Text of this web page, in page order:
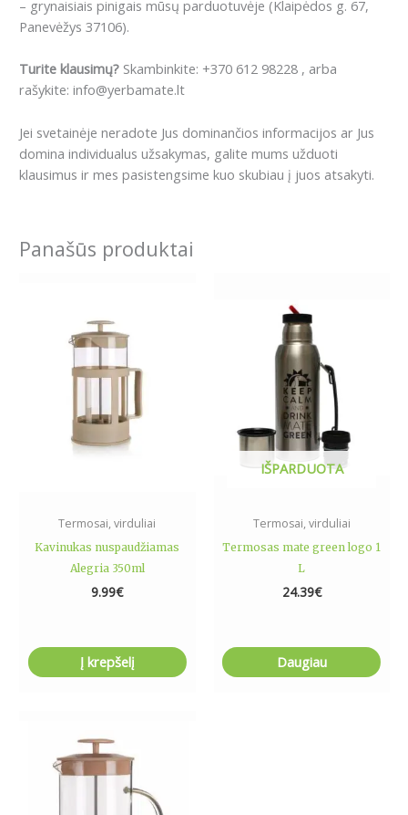
– grynaisiais pinigais mūsų parduotuvėje (Klaipėdos g. 67,
Panevėžys 37106).
Turite klausimų? Skambinkite: +370 612 98228 , arba
rašykite: info@yerbamate.lt
Jei svetainėje neradote Jus dominančios informacijos ar Jus
domina individualus užsakymas, galite mums užduoti
klausimus ir mes pasistengsime kuo skubiau į juos atsakyti.
Panašūs produktai
Termosai, virduliai
Kavinukas nuspaudžiamas
Alegria 350ml
9.99€
Į krepšelį
IŠPARDUOTA
Termosai, virduliai
Termosas mate green logo 1
L
24.39€
Daugiau